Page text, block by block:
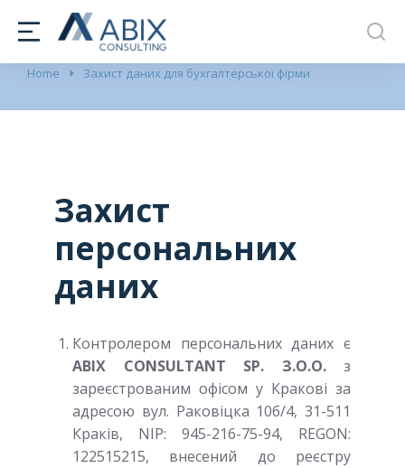
You are here:
Home Захист даних для бухгалтерської фірми
Захист
персональних
даних
Контролером персональних даних є
ABIX CONSULTANT SP. З.О.О. з
зареєстрованим офісом у Кракові за
адресою вул. Раковіцка 10б/4, 31-511
Краків, NIP: 945-216-75-94, REGON:
122515215, внесений до реєстру